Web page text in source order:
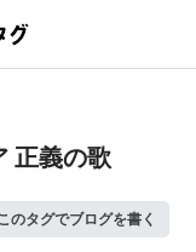
正義の歌
のタグでブログを書く